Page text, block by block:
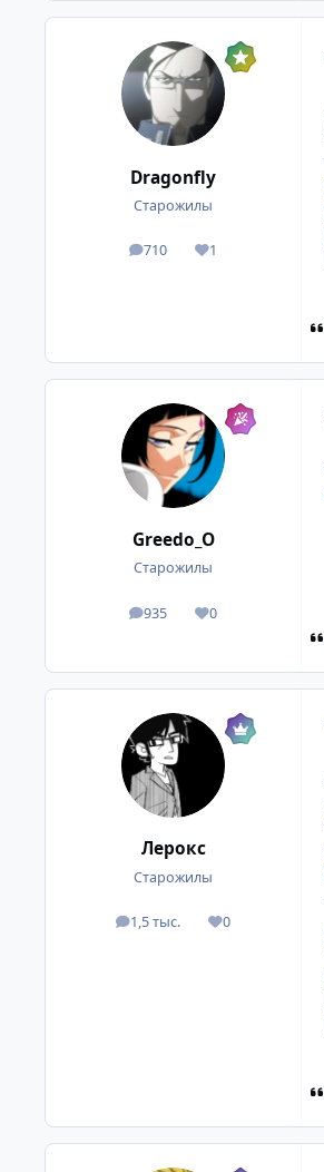
Dragonfly
Старожилы
710
посты 1
Репутация
Greedo_O
Старожилы
935
посты 0
Репутация
Лерокс
Старожилы
1,5 тыс.
посты 0
Репутация